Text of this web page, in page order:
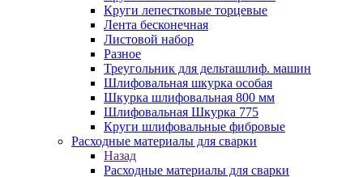
Круги лепестковые торцевые
Лента бесконечная
Листовой набор
Разное
Треугольник для дельташлиф. машин
Шлифовальная шкурка особая
Шкурка шлифовальная 800 мм
Шлифовальная Шкурка 775
Круги шлифовальные фибровые
Расходные материалы для сварки
Назад
Расходные материалы для сварки